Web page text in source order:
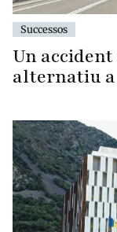
Successos
Un
alternatiu a